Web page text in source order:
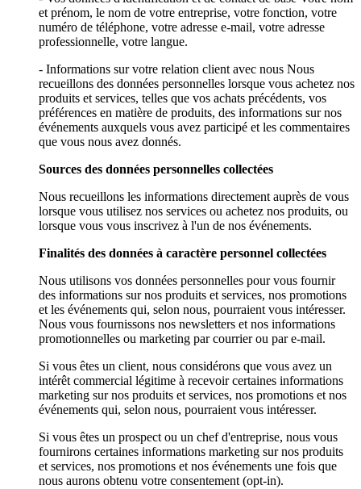
et prénom, le nom de votre entreprise, votre fonction, votre
numéro de téléphone, votre adresse e-mail, votre adresse
professionnelle, votre langue.
- Informations sur votre relation client avec nous Nous
recueillons des données personnelles lorsque vous achetez nos
produits et services, telles que vos achats précédents, vos
préférences en matière de produits, des informations sur nos
événements auxquels vous avez participé et les commentaires
que vous nous avez donnés.
Sources des données personnelles collectées
Nous recueillons les informations directement auprès de vous
lorsque vous utilisez nos services ou achetez nos produits, ou
lorsque vous vous inscrivez à l'un de nos événements.
Finalités des données à caractère personnel collectées
Nous utilisons vos données personnelles pour vous fournir
des informations sur nos produits et services, nos promotions
et les événements qui, selon nous, pourraient vous intéresser.
Nous vous fournissons nos newsletters et nos informations
promotionnelles ou marketing par courrier ou par e-mail.
Si vous êtes un client, nous considérons que vous avez un
intérêt commercial légitime à recevoir certaines informations
marketing sur nos produits et services, nos promotions et nos
événements qui, selon nous, pourraient vous intéresser.
Si vous êtes un prospect ou un chef d'entreprise, nous vous
fournirons certaines informations marketing sur nos produits
et services, nos promotions et nos événements une fois que
nous aurons obtenu votre consentement (opt-in).